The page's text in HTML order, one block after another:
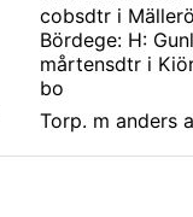
cobsdtr i
Bördege: H:
mårtensdtr i
bo
Torp. m anders